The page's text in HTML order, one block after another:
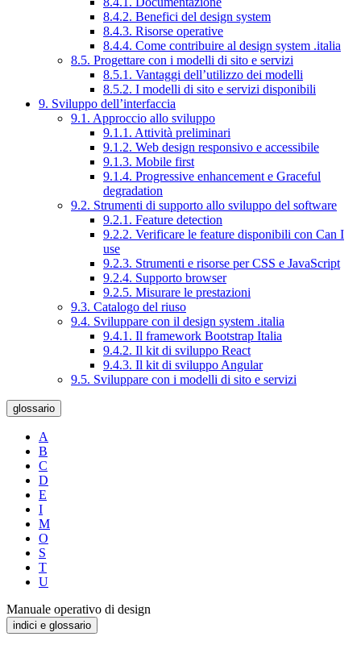
8.4.2. Benefici del design system
8.4.3. Risorse operative
8.4.4. Come contribuire al design system .italia
8.5. Progettare con i modelli di sito e servizi
8.5.1. Vantaggi dell’utilizzo dei modelli
8.5.2. I modelli di sito e servizi disponibili
9. Sviluppo dell’interfaccia
9.1. Approccio allo sviluppo
9.1.1. Attività preliminari
9.1.2. Web design responsivo e accessibile
9.1.3. Mobile first
9.1.4. Progressive enhancement e Graceful
degradation
9.2. Strumenti di supporto allo sviluppo del software
9.2.1. Feature detection
9.2.2. Verificare le feature disponibili con Can I
use
9.2.3. Strumenti e risorse per CSS e JavaScript
9.2.4. Supporto browser
9.2.5. Misurare le prestazioni
9.3. Catalogo del riuso
9.4. Sviluppare con il design system .italia
9.4.1. Il framework Bootstrap Italia
9.4.2. Il kit di sviluppo React
9.4.3. Il kit di sviluppo Angular
9.5. Sviluppare con i modelli di sito e servizi
glossario
A
B
C
D
E
I
M
O
S
T
U
Manuale operativo di design
indici e glossario